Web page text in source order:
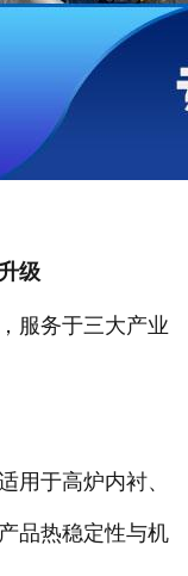
级
，服务于三大产业
用于高炉内衬、
品热稳定性与机